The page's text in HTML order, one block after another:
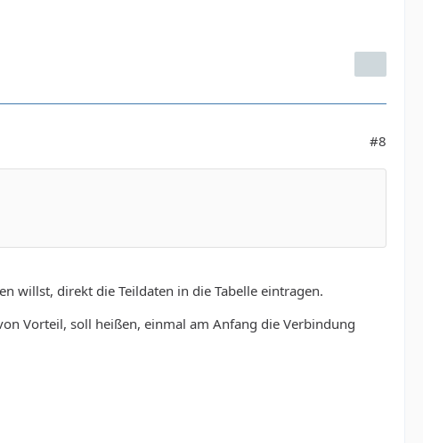
#8
willst, direkt die Teildaten in die Tabelle eintragen.
Vorteil, soll heißen, einmal am Anfang die Verbindung